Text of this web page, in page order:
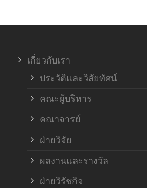
เกี่ยวกับเรา
ประวัติและวิสัยทัศน์
คณะผู้บริหาร
คณาจารย์
ฝ่ายวิจัย
ผลงานและรางวัล
ฝ่ายวิรัชกิจ